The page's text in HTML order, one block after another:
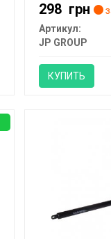
298 грн
Артикул:
JP GROUP
КУПИТЬ